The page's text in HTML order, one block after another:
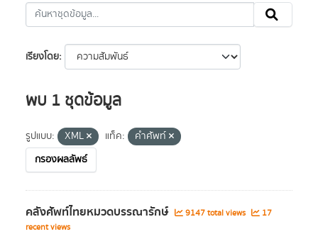
เรียงโดย
พบ 1 ชุดข้อมูล
รูปแบบ: XML แท็ค:
คำศัพท์
กรองผลลัพธ์
คลังศัพท์ไทยหมวดบรรณารักษ์ 9147 total views
17
recent views